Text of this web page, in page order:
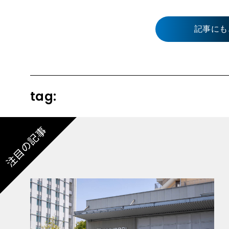
記事に
tag:
注目の記事